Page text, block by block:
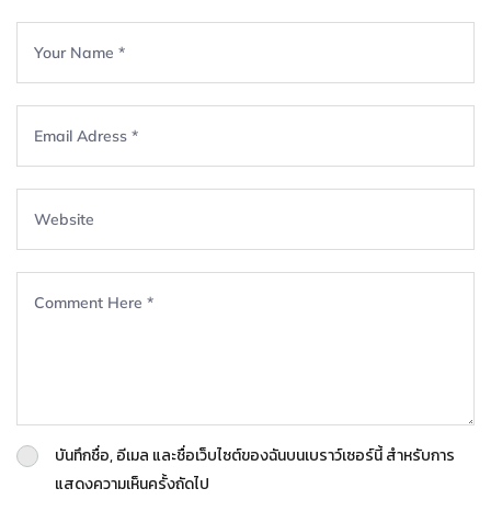
บันทึกชื่อ, อีเมล และชื่อเว็บไซต์ของฉันบนเบราว์เซอร์นี้ สำหรับการ
แสดงความเห็นครั้งถัดไป